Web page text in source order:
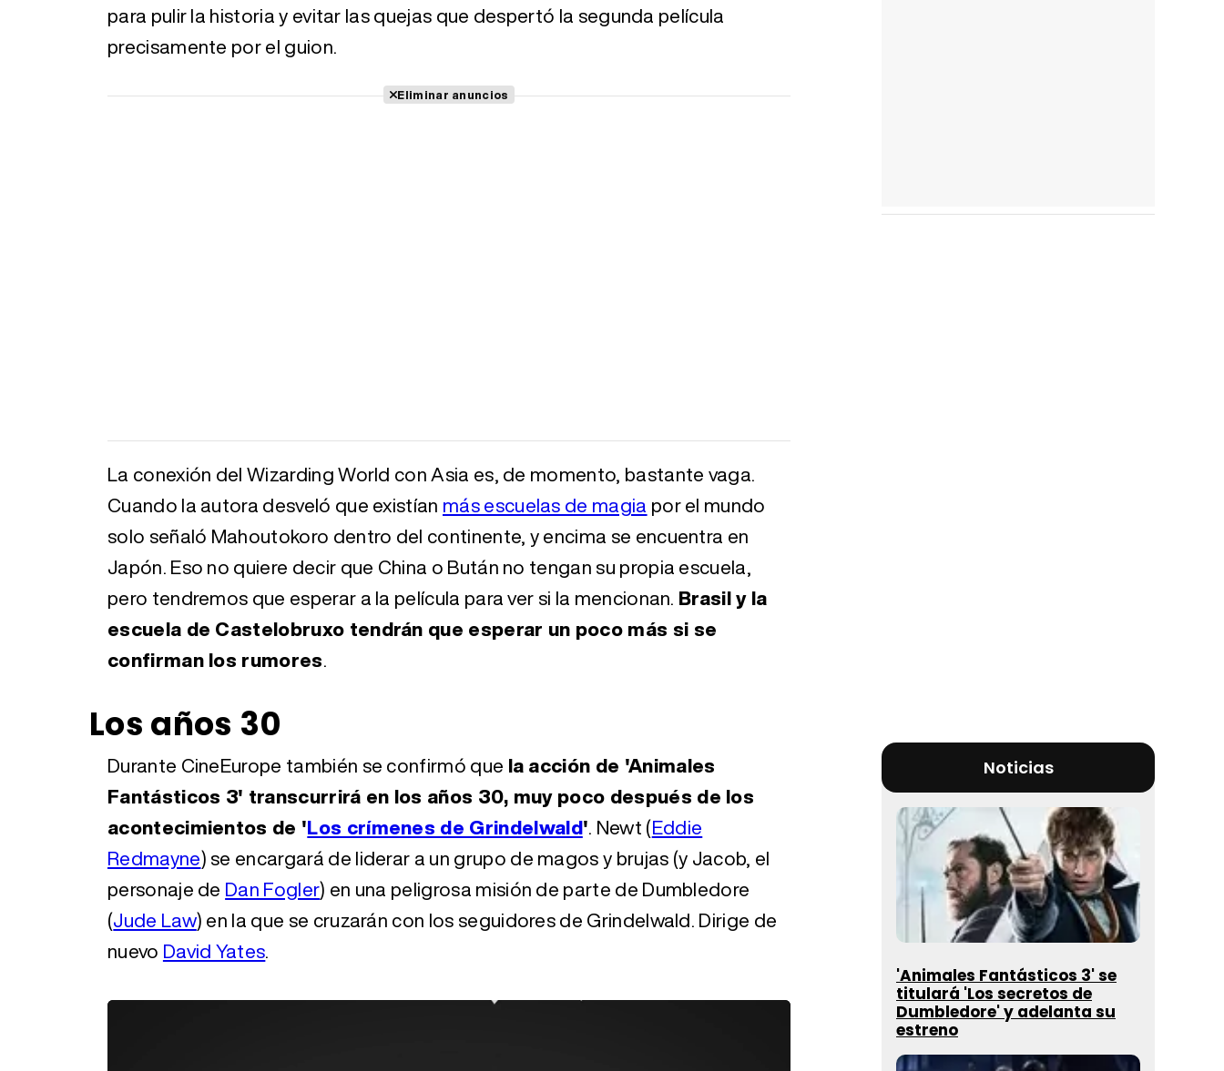
para pulir la historia y evitar las quejas que despertó la segunda película
precisamente por el guion.
Eliminar anuncios
La conexión del Wizarding World con Asia es, de momento, bastante vaga.
Cuando la autora desveló que existían más escuelas de magia por el mundo
solo señaló Mahoutokoro dentro del continente, y encima se encuentra en
Japón. Eso no quiere decir que China o Bután no tengan su propia escuela,
pero tendremos que esperar a la película para ver si la mencionan. Brasil y la
escuela de Castelobruxo tendrán que esperar un poco más si se
confirman los rumores.
Los años 30
Durante CineEurope también se confirmó que la acción de 'Animales
Fantásticos 3' transcurrirá en los años 30, muy poco después de los
acontecimientos de 'Los crímenes de Grindelwald'. Newt (Eddie
Redmayne) se encargará de liderar a un grupo de magos y brujas (y Jacob, el
personaje de Dan Fogler) en una peligrosa misión de parte de Dumbledore
(Jude Law) en la que se cruzarán con los seguidores de Grindelwald. Dirige de
nuevo David Yates.
Noticias
'Animales Fantásticos 3' se
titulará 'Los secretos de
Dumbledore' y adelanta su
estreno